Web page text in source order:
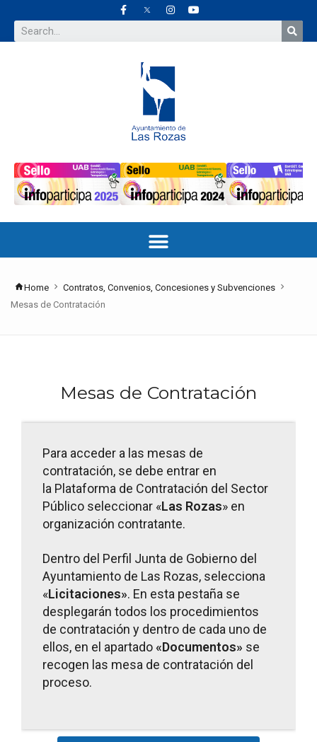
Home
Contratos, Convenios, Concesiones y Subvenciones
Mesas de Contratación
Mesas de Contratación
Para acceder a las mesas de
contratación, se debe entrar en
la Plataforma de Contratación del Sector
Público seleccionar «Las Rozas» en
organización contratante.
Dentro del Perfil Junta de Gobierno del
Ayuntamiento de Las Rozas, selecciona
«Licitaciones». En esta pestaña se
desplegarán todos los procedimientos
de contratación y dentro de cada uno de
ellos, en el apartado«Documentos» se
recogen las mesa de contratación del
proceso.